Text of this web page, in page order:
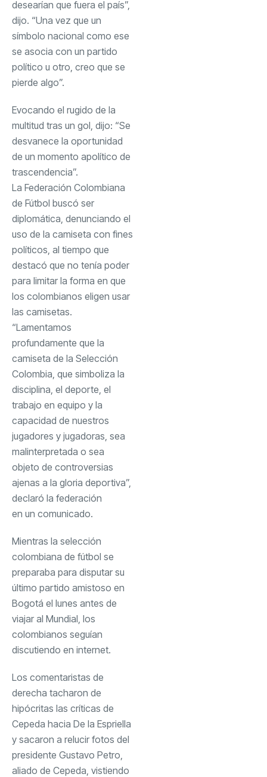
desearían que fuera el país”,
dijo. “Una vez que un
símbolo nacional como ese
se asocia con un partido
político u otro, creo que se
pierde algo”.
Evocando el rugido de la
multitud tras un gol, dijo: “Se
desvanece la oportunidad
de un momento apolítico de
trascendencia”.
La Federación Colombiana
de Fútbol buscó ser
diplomática, denunciando el
uso de la camiseta con fines
políticos, al tiempo que
destacó que no tenía poder
para limitar la forma en que
los colombianos eligen usar
las camisetas.
“Lamentamos
profundamente que la
camiseta de la Selección
Colombia, que simboliza la
disciplina, el deporte, el
trabajo en equipo y la
capacidad de nuestros
jugadores y jugadoras, sea
malinterpretada o sea
objeto de controversias
ajenas a la gloria deportiva”,
declaró la federación
en un comunicado.
Mientras la selección
colombiana de fútbol se
preparaba para disputar su
último partido amistoso en
Bogotá el lunes antes de
viajar al Mundial, los
colombianos seguían
discutiendo en internet.
Los comentaristas de
derecha tacharon de
hipócritas las críticas de
Cepeda hacia De la Espriella
y sacaron a relucir fotos del
presidente Gustavo Petro,
aliado de Cepeda, vistiendo